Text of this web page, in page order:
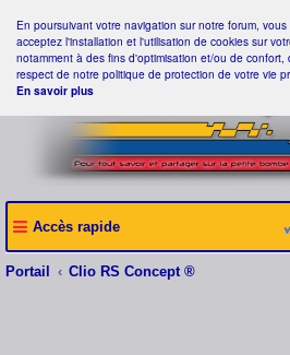
En poursuivant votre navigation sur notre forum, vous
acceptez l'installation et l'utilisation de cookies sur
notamment à des fins d'optimisation et/ou de confort,
respect de notre politique de protection de votre vie
En savoir plus
Accès rapide
Portail Clio RS Concept ®